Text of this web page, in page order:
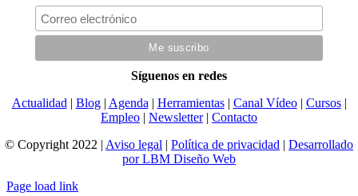
Síguenos en redes
Actualidad | Blog| Agenda | Herramientas| Canal Vídeo| Cursos|
Empleo | Newsletter| Contacto
© Copyright 2022 | Aviso legal | Política de privacidad | Desarrollado
por LBM Diseño Web
Page load link